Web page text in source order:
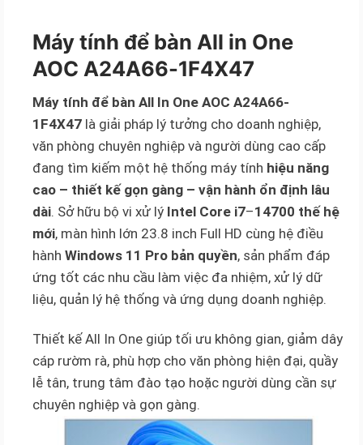
Máy tính để bàn All in One
AOC A24A66-1F4X47
Máy tính để bàn All In One AOC A24A66-
1F4X47 là giải pháp lý tưởng cho doanh nghiệp,
văn phòng chuyên nghiệp và người dùng cao cấp
đang tìm kiếm một hệ thống máy tính hiệu năng
cao – thiết kế gọn gàng – vận hành ổn định lâu
dài. Sở hữu bộ vi xử lý Intel Core i7–14700 thế hệ
mới, màn hình lớn 23.8 inch Full HD cùng hệ điều
hành Windows 11 Pro bản quyền, sản phẩm đáp
ứng tốt các nhu cầu làm việc đa nhiệm, xử lý dữ
liệu, quản lý hệ thống và ứng dụng doanh nghiệp.
Thiết kế All In One giúp tối ưu không gian, giảm dây
cáp rườm rà, phù hợp cho văn phòng hiện đại, quầy
lễ tân, trung tâm đào tạo hoặc người dùng cần sự
chuyên nghiệp và gọn gàng.